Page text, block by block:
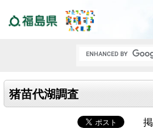
猪苗代湖調査
掲